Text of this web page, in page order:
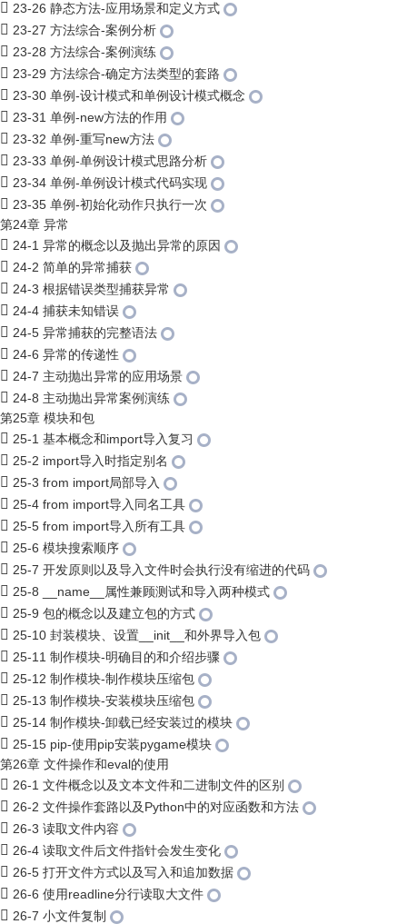
23-26 静态方法-应用场景和定义方式
23-27 方法综合-案例分析
23-28 方法综合-案例演练
23-29 方法综合-确定方法类型的套路
23-30 单例-设计模式和单例设计模式概念
23-31 单例-new方法的作用
23-32 单例-重写new方法
23-33 单例-单例设计模式思路分析
23-34 单例-单例设计模式代码实现
23-35 单例-初始化动作只执行一次
第24章 异常
24-1 异常的概念以及抛出异常的原因
24-2 简单的异常捕获
24-3 根据错误类型捕获异常
24-4 捕获未知错误
24-5 异常捕获的完整语法
24-6 异常的传递性
24-7 主动抛出异常的应用场景
24-8 主动抛出异常案例演练
第25章 模块和包
25-1 基本概念和import导入复习
25-2 import导入时指定别名
25-3 from import局部导入
25-4 from import导入同名工具
25-5 from import导入所有工具
25-6 模块搜索顺序
25-7 开发原则以及导入文件时会执行没有缩进的代码
25-8 __name__属性兼顾测试和导入两种模式
25-9 包的概念以及建立包的方式
25-10 封装模块、设置__init__和外界导入包
25-11 制作模块-明确目的和介绍步骤
25-12 制作模块-制作模块压缩包
25-13 制作模块-安装模块压缩包
25-14 制作模块-卸载已经安装过的模块
25-15 pip-使用pip安装pygame模块
第26章 文件操作和eval的使用
26-1 文件概念以及文本文件和二进制文件的区别
26-2 文件操作套路以及Python中的对应函数和方法
26-3 读取文件内容
26-4 读取文件后文件指针会发生变化
26-5 打开文件方式以及写入和追加数据
26-6 使用readline分行读取大文件
26-7 小文件复制